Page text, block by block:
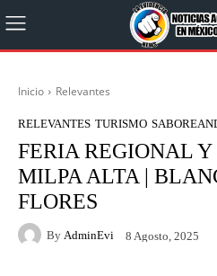
Inicio Relevantes
RELEVANTES TURISMO
FERIA REGIONAL Y
MILPA ALTA |
FLORES
By AdminEvi 8 Agosto, 2025